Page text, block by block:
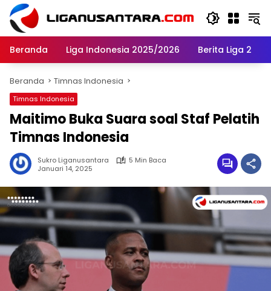
Langsung
konten
Beranda
Liga Indonesia 2025/2026 Berita Liga 2
Beranda Timnas Indonesia
Timnas Indonesia
Maitimo Buka Suara soal Staf Pelatih
Timnas Indonesia
Sukro Liganusantara
5 Min Baca
Januari 14, 2025